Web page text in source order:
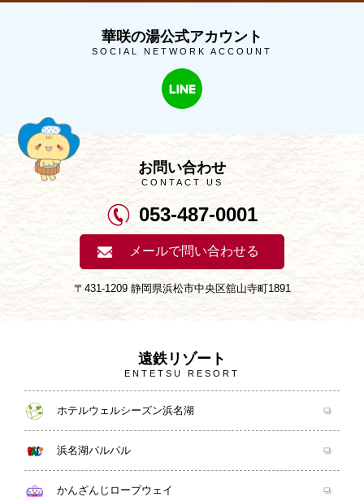
華咲の湯公式アカウント
SOCIAL NETWORK ACCOUNT
お問い合わせ
CONTACT US
053-487-0001
メールで問い合わせる
〒431-1209 静岡県浜松市中央区舘山寺町1891
遠鉄リゾート
ENTETSU RESORT
ホテルウェルシーズン浜名湖
浜名湖パルパル
かんざんじロープウェイ